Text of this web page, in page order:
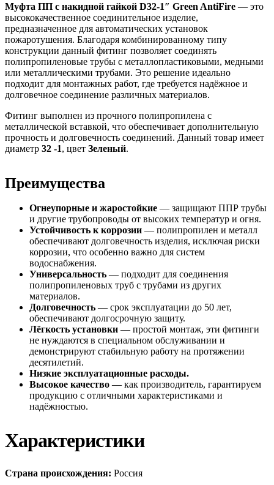
Муфта ПП с накидной гайкой D32-1″ Green AntiFire — это
высококачественное соединительное изделие,
предназначенное для автоматических установок
пожаротушения. Благодаря комбинированному типу
конструкции данный фитинг позволяет соединять
полипропиленовые трубы с металлопластиковыми, медными
или металлическими трубами. Это решение идеально
подходит для монтажных работ, где требуется надёжное и
долговечное соединение различных материалов.
Фитинг выполнен из прочного полипропилена с
металлической вставкой, что обеспечивает дополнительную
прочность и долговечность соединений. Данный товар имеет
диаметр 32 -1, цвет Зеленый.
Преимущества
Огнеупорные и жаростойкие — защищают ППР трубы
и другие трубопроводы от высоких температур и огня.
Устойчивость к коррозии — полипропилен и металл
обеспечивают долговечность изделия, исключая риски
коррозии, что особенно важно для систем
водоснабжения.
Универсальность — подходит для соединения
полипропиленовых труб с трубами из других
материалов.
Долговечность — срок эксплуатации до 50 лет,
обеспечивают долгосрочную защиту.
Лёгкость установки — простой монтаж, эти фитинги
не нуждаются в специальном обслуживании и
демонстрируют стабильную работу на протяжении
десятилетий.
Низкие эксплуатационные расходы.
Высокое качество — как производитель, гарантируем
продукцию с отличными характеристиками и
надёжностью.
Характеристики
Страна происхождения: Россия